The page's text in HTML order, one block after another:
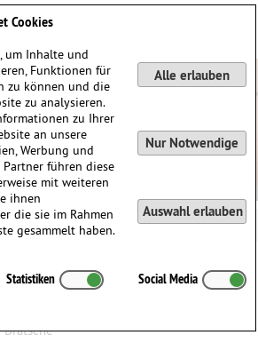
Capricen
Bratsche
Cookies
um Inhalte und
Funktionen für
zu können und die
zu analysieren.
zu Ihrer
an unsere
Werbung und
Partner führen diese
mit weiteren
ihnen
die sie im Rahmen
gesammelt haben.
Alle erlauben
Nur Notwendige
Auswahl erlauben
Statistiken Social Media